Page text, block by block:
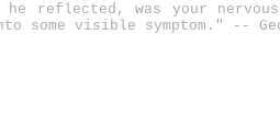
he reflected, was your
visible symptom." --